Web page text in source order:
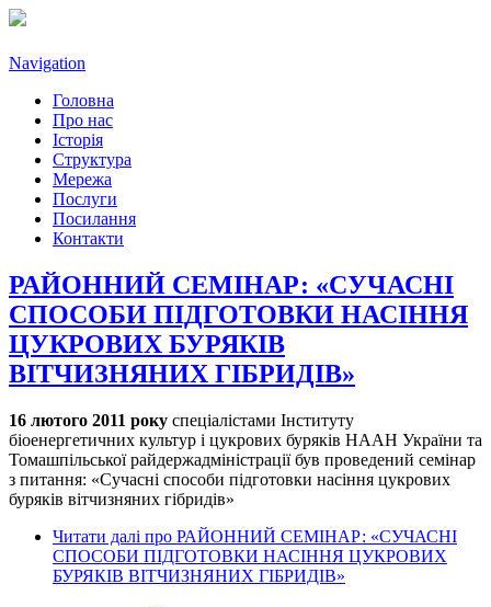
Navigation
Головна
Про нас
Історія
Структура
Мережа
Послуги
Посилання
Контакти
РАЙОННИЙ СЕМІНАР: «СУЧАСНІ
СПОСОБИ ПІДГОТОВКИ НАСІННЯ
ЦУКРОВИХ БУРЯКІВ
ВІТЧИЗНЯНИХ ГІБРИДІВ»
16 лютого 2011 року спеціалістами Інституту
біоенергетичних культур і цукрових буряків НААН України та
Томашпільської райдержадміністрації був проведений семінар
з питання: «Сучасні способи підготовки насіння цукрових
буряків вітчизняних гібридів»
Читати далі про РАЙОННИЙ СЕМІНАР: «СУЧАСНІ
СПОСОБИ ПІДГОТОВКИ НАСІННЯ ЦУКРОВИХ
БУРЯКІВ ВІТЧИЗНЯНИХ ГІБРИДІВ»